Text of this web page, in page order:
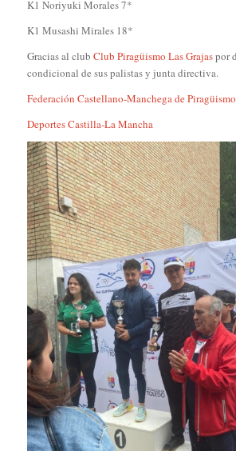
K1 Noriyuki Morales 7*
K1 Musashi Mirales 18*
Gracias al club Club Piragüismo Las Grajaspor
condicional de sus palistas y junta directiva.
Federación Castellano-Manchega de Piragüismo
Deportes Castilla-La Mancha